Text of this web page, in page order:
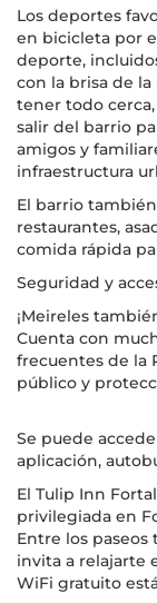
Los deportes
en bicicleta por
deporte,
con la brisa de
tener todo
salir del barrio
amigos y
infraestructura
El barrio
restaurantes,
comida rápida
Seguridad y
¡Meireles
Cuenta con
frecuentes de la
público y
Se puede
aplicación,
El Tulip Inn
privilegiada en
Entre los
invita a relajarte
WiFi gratuito